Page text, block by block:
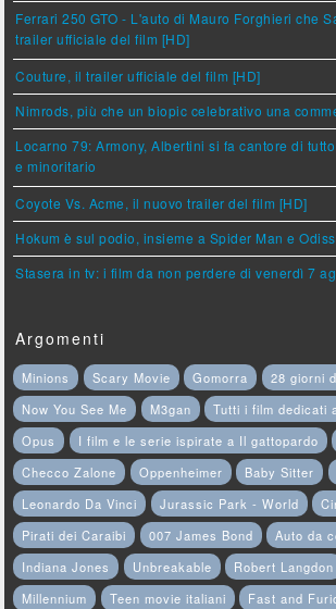
Ferrari 250 GTO - L'auto di Mauro Forghieri che
trailer ufficiale del film [HD]
Couture, il trailer ufficiale del film [HD]
Nimrods, più che un biopic celebrativo una
Locarno 79: Armony, Albertini si fa cantore di
e minoritario
Coyote Vs. Acme, il nuovo trailer del film [HD]
Hokum è sul podio, insieme a Spider Man e
Stasera in tv: i film da non perdere di venerdì 7
Argomenti
Minions Scary Movie Gomorra
28 giorni
Now You See Me
M3gan
Tutti i film dedicati
Opus
I film e le serie ispirate a Il gattopardo
Checco Zalone
Oppenheimer Baby Sitter
Leonardo Da Vinci
Jurassic Park - World
Pirati dei Caraibi
007 James Bond Auto da
Indiana Jones
Unbreakable Robert Langdon
Millennium
Teen movie italiani
Fast and